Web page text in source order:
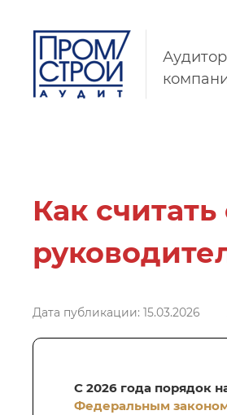
Как
Дата публикации: 15.03.2026
С 2026 года порядок
Федеральным